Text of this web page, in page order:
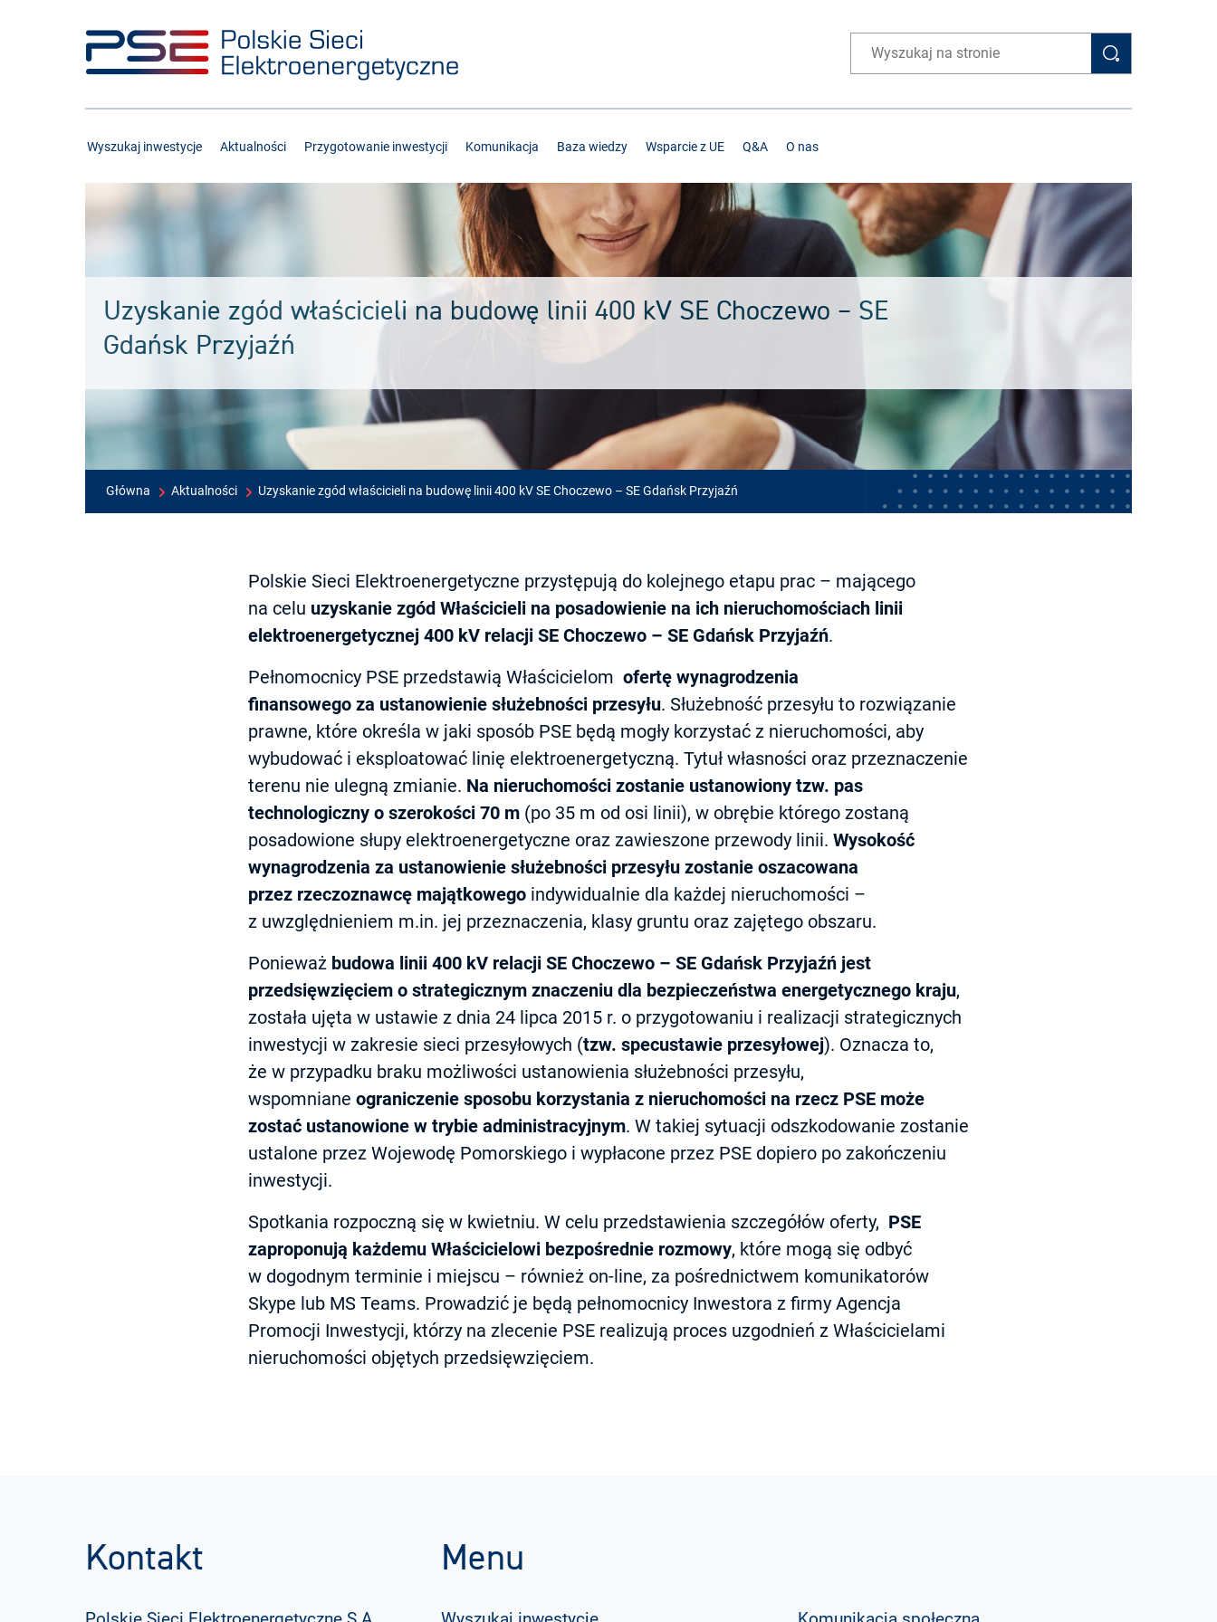
Wpisz wyszukiwaną frazę
Wyszukaj inwestycje Aktualności Przygotowanie inwestycji Komunikacja Baza wiedzy Wsparcie z UE Q&A O nas
Uzyskanie zgód właścicieli na budowę linii 400 kV SE Choczewo – SE
Gdańsk Przyjaźń
Główna Aktualności Uzyskanie zgód właścicieli na budowę linii 400 kV SE Choczewo – SE Gdańsk Przyjaźń
Polskie Sieci Elektroenergetyczne przystępują do kolejnego etapu prac – mającego
na celu uzyskanie zgód Właścicieli na posadowienie na ich nieruchomościach linii
elektroenergetycznej 400 kV relacji SE Choczewo – SE Gdańsk Przyjaźń.
Pełnomocnicy PSE przedstawią Właścicielom ofertę wynagrodzenia
finansowego za ustanowienie służebności przesyłu. Służebność przesyłu to rozwiązanie
prawne, które określa w jaki sposób PSE będą mogły korzystać z nieruchomości, aby
wybudować i eksploatować linię elektroenergetyczną. Tytuł własności oraz przeznaczenie
terenu nie ulegną zmianie. Na nieruchomości zostanie ustanowiony tzw. pas
technologiczny o szerokości 70 m (po 35 m od osi linii), w obrębie którego zostaną
posadowione słupy elektroenergetyczne oraz zawieszone przewody linii. Wysokość
wynagrodzenia za ustanowienie służebności przesyłu zostanie oszacowana
przez rzeczoznawcę majątkowego indywidualnie dla każdej nieruchomości –
z uwzględnieniem m.in. jej przeznaczenia, klasy gruntu oraz zajętego obszaru.
Ponieważ budowa linii 400 kV relacji SE Choczewo – SE Gdańsk Przyjaźń jest
przedsięwzięciem o strategicznym znaczeniu dla bezpieczeństwa energetycznego kraju,
została ujęta w ustawie z dnia 24 lipca 2015 r. o przygotowaniu i realizacji strategicznych
inwestycji w zakresie sieci przesyłowych (tzw. specustawie przesyłowej). Oznacza to,
że w przypadku braku możliwości ustanowienia służebności przesyłu,
wspomniane ograniczenie sposobu korzystania z nieruchomości na rzecz PSE może
zostać ustanowione w trybie administracyjnym. W takiej sytuacji odszkodowanie zostanie
ustalone przez Wojewodę Pomorskiego i wypłacone przez PSE dopiero po zakończeniu
inwestycji.
Spotkania rozpoczną się w kwietniu. W celu przedstawienia szczegółów oferty, PSE
zaproponują każdemu Właścicielowi bezpośrednie rozmowy, które mogą się odbyć
w dogodnym terminie i miejscu – również on-line, za pośrednictwem komunikatorów
Skype lub MS Teams. Prowadzić je będą pełnomocnicy Inwestora z firmy Agencja
Promocji Inwestycji, którzy na zlecenie PSE realizują proces uzgodnień z Właścicielami
nieruchomości objętych przedsięwzięciem.
Kontakt Menu